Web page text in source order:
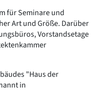
für Seminare und
Art und Größe. Darüber
Vorstandsetage
"Haus der
in